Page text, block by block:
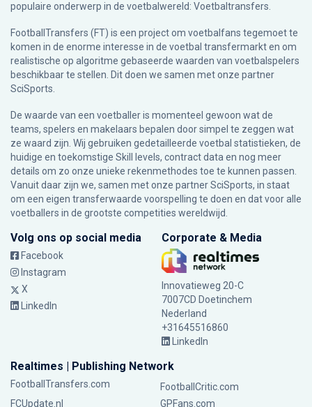
populaire onderwerp in de voetbalwereld: Voetbaltransfers.
FootballTransfers (FT) is een project om voetbalfans tegemoet te
komen in de enorme interesse in de voetbal transfermarkt en om
realistische op algoritme gebaseerde waarden van voetbalspelers
beschikbaar te stellen. Dit doen we samen met onze partner
SciSports
De waarde van een voetballer is momenteel gewoon wat de
teams, spelers en makelaars bepalen door simpel te zeggen wat
ze waard zijn. Wij gebruiken gedetailleerde voetbal statistieken, de
huidige en toekomstige Skill levels, contract data en nog meer
details om zo onze unieke rekenmethodes toe te kunnen passen.
Vanuit daar zijn we, samen met onze partner SciSports, in staat
om een eigen transferwaarde voorspelling te doen en dat voor alle
voetballers in de grootste competities wereldwijd.
Volg ons op social media
Facebook
Instagram
X
LinkedIn
Corporate & Media
Innovatieweg 20-C
7007CD Doetinchem
Nederland
+31645516860
LinkedIn
Realtimes | Publishing Network
FootballTransfers.com
FootballCritic.com
FCUpdate.nl
GPFans.com